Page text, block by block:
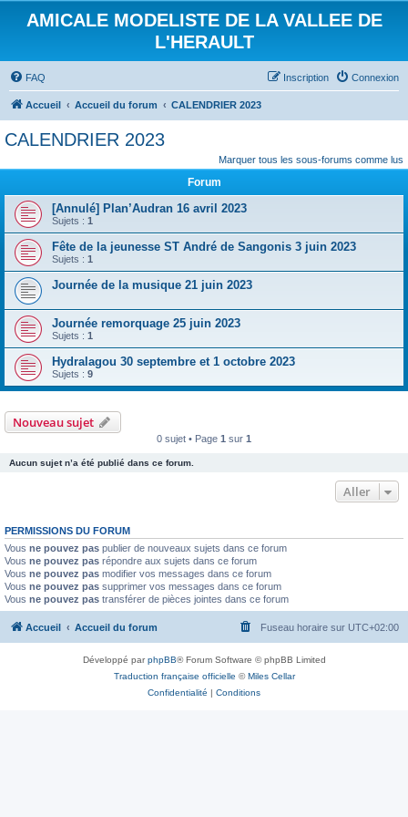
AMICALE MODELISTE DE LA VALLEE DE
L'HERAULT
FAQ Connexion
Inscription
Accueil Accueil du forum CALENDRIER 2023
CALENDRIER 2023
Marquer tous les sous-forums comme lus
Forum
[Annulé] Plan’Audran 16 avril 2023
Sujets : 1
Fête de la jeunesse ST André de Sangonis 3 juin 2023
Sujets : 1
Journée de la musique 21 juin 2023
Journée remorquage 25 juin 2023
Sujets : 1
Hydralagou 30 septembre et 1 octobre 2023
Sujets : 9
Nouveau sujet
0 sujet • Page 1 sur 1
Aucun sujet n’a été publié dans ce forum.
Aller
PERMISSIONS DU FORUM
Vous ne pouvez pas publier de nouveaux sujets dans ce forum
Vous ne pouvez pas répondre aux sujets dans ce forum
Vous ne pouvez pas modifier vos messages dans ce forum
Vous ne pouvez pas supprimer vos messages dans ce forum
Vous ne pouvez pas transférer de pièces jointes dans ce forum
Accueil Accueil du forum Fuseau horaire sur UTC+02:00
Développé parphpBB® Forum Software © phpBB Limited
Traduction française officielle ©Miles Cellar
Confidentialité | Conditions